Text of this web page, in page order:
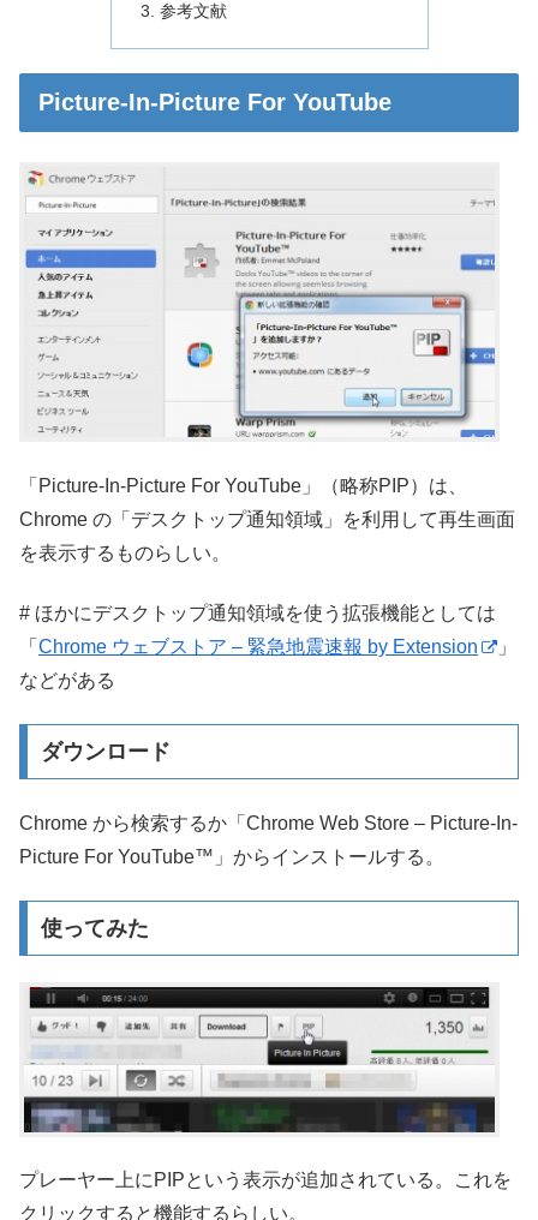
参考文献
Picture-In-Picture For YouTube
「Picture-In-Picture For YouTube」（略称PIP）は、
Chrome の「デスクトップ通知領域」を利用して再生画面
を表示するものらしい。
# ほかにデスクトップ通知領域を使う拡張機能としては
「 Chrome ウェブストア – 緊急地震速報 by Extension
」
などがある
ダウンロード
Chrome から検索するか「Chrome Web Store – Picture-In-
Picture For YouTube™」からインストールする。
使ってみた
プレーヤー上にPIPという表示が追加されている。これを
クリックすると機能するらしい。